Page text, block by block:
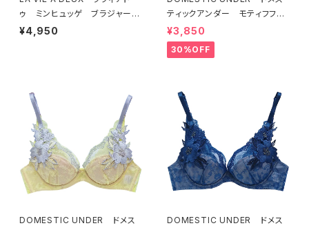
ゥ ミンヒュッゲ ブラジャー
（ライラック）BRA LILAC 2249
¥4,950
ティックアンダー モティフフル
ール ブラジャー（オフホワイ
ト）D2255
¥3,850
30%OFF
DOMESTIC UNDER ドメス
DOMESTIC UNDER ドメス